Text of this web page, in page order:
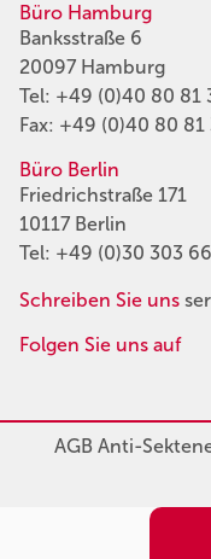
Büro Hamburg
Banksstraße 6
20097 Hamburg
Tel: +49 (0)40 80 81
Fax: +49 (0)40 80 81
Büro Berlin
Friedrichstraße 171
10117 Berlin
Tel: +49 (0)30 303
Schreiben Sie uns
Folgen Sie uns auf
AGBAnti-